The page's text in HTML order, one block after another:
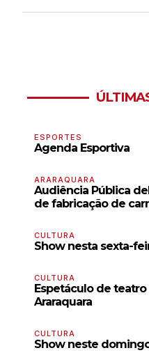
ESPORTES
Agenda Esportiva
ARARAQUARA
Audiência Pública
de fabricação de
CULTURA
Show nesta sexta-
CULTURA
Espetáculo de
Araraquara
CULTURA
Show neste